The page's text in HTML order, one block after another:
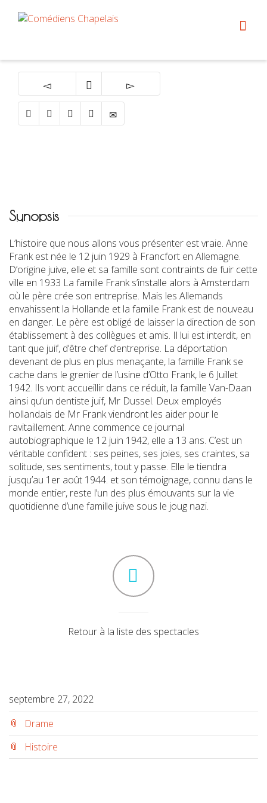
Synopsis
L’histoire que nous allons vous présenter est vraie. Anne
Frank est née le 12 juin 1929 à Francfort en Allemagne.
D’origine juive, elle et sa famille sont contraints de fuir cette
ville en 1933 La famille Frank s’installe alors à Amsterdam
où le père crée son entreprise. Mais les Allemands
envahissent la Hollande et la famille Frank est de nouveau
en danger. Le père est obligé de laisser la direction de son
établissement à des collègues et amis. Il lui est interdit, en
tant que juif, d’être chef d’entreprise. La déportation
devenant de plus en plus menaçante, la famille Frank se
cache dans le grenier de l’usine d’Otto Frank, le 6 Juillet
1942. Ils vont accueillir dans ce réduit, la famille Van-Daan
ainsi qu’un dentiste juif, Mr Dussel. Deux employés
hollandais de Mr Frank viendront les aider pour le
ravitaillement. Anne commence ce journal
autobiographique le 12 juin 1942, elle a 13 ans. C’est un
véritable confident : ses peines, ses joies, ses craintes, sa
solitude, ses sentiments, tout y passe. Elle le tiendra
jusqu’au 1er août 1944. et son témoignage, connu dans le
monde entier, reste l’un des plus émouvants sur la vie
quotidienne d’une famille juive sous le joug nazi.
Retour à la liste des spectacles
septembre 27, 2022
Drame
Histoire